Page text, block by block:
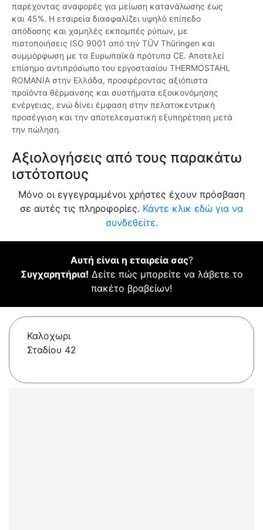
παρέχοντας αναφορές για μείωση κατανάλωσης έως
και 45%. Η εταιρεία διασφαλίζει υψηλό επίπεδο
απόδοσης και χαμηλές εκπομπές ρύπων, με
πιστοποιήσεις ISO 9001 από την TÜV Thüringen και
συμμόρφωση με τα Ευρωπαϊκά πρότυπα CE. Αποτελεί
επίσημο αντιπρόσωπο του εργοστασίου THERMOSTAHL
ROMANIA στην Ελλάδα, προσφέροντας αξιόπιστα
προϊόντα θέρμανσης και συστήματα εξοικονόμησης
ενέργειας, ενώ δίνει έμφαση στην πελατοκεντρική
προσέγγιση και την αποτελεσματική εξυπηρέτηση μετά
την πώληση.
Αξιολογήσεις από τους παρακάτω
ιστότοπους
Μόνο οι εγγεγραμμένοι χρήστες έχουν πρόσβαση
σε αυτές τις πληροφορίες. Κάντε κλικ εδώ για να
συνδεθείτε.
Αυτή είναι η εταιρεία σας?
Συγχαρητήρια! Δείτε πώς μπορείτε να λάβετε το
πακέτο βραβείων!
Καλοχωρι
Σταδίου 42